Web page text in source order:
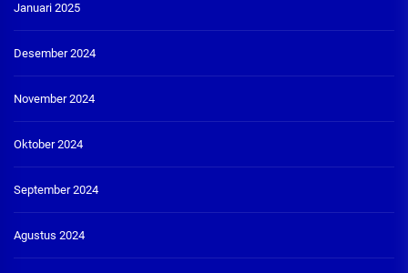
Januari 2025
Desember 2024
November 2024
Oktober 2024
September 2024
Agustus 2024